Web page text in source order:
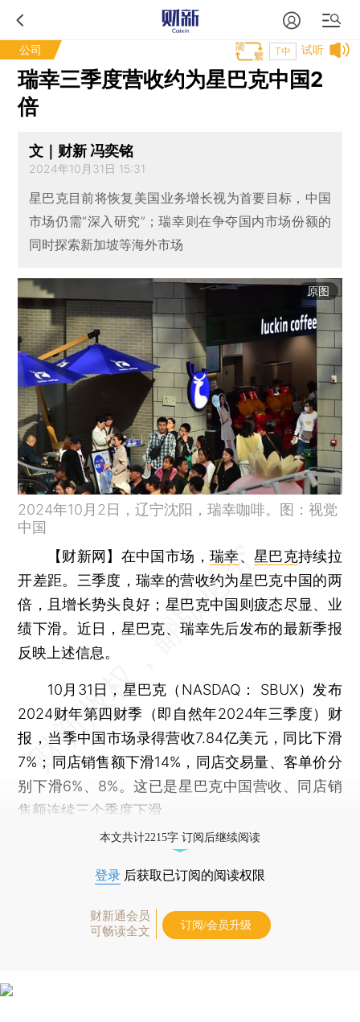
公司 试听
T中
瑞幸三季度营收约为星巴克中国2
倍
文｜财新 冯奕铭
2024年10月31日 15:31
星巴克目前将恢复美国业务增长视为首要目标，中国
市场仍需“深入研究”；瑞幸则在争夺国内市场份额的
同时探索新加坡等海外市场
原图
2024年10月2日，辽宁沈阳，瑞幸咖啡。图：视觉
中国
【财新网】 在中国市场， 瑞幸、 星巴克持续拉
开差距。三季度，瑞幸的营收约为星巴克中国的两
倍，且增长势头良好；星巴克中国则疲态尽显、业
绩下滑。近日，星巴克、瑞幸先后发布的最新季报
反映上述信息。
10月31日，星巴克（NASDAQ： SBUX）发布
2024财年第四财季（即自然年2024年三季度）财
报，当季中国市场录得营收7.84亿美元，同比下滑
7%；同店销售额下滑14%，同店交易量、客单价分
别下滑6%、8%。这已是星巴克中国营收、同店销
售额连续三个季度下滑。
本文共计2215字 订阅后继续阅读
登录 后获取已订阅的阅读权限
财新通会员
可畅读全文
订阅/会员升级